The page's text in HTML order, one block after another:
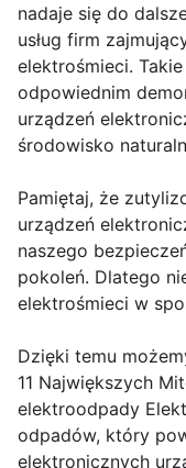
nadaje się do
usług firm
elektrośmieci.
odpowiednim
urządzeń
środowisko
Pamiętaj, że
urządzeń
naszego
pokoleń. Dlatego
elektrośmieci w
Dzięki temu
11 Największych
elektroodpady
odpadów, który
elektronicznych